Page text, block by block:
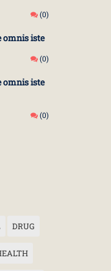
(0)
omnis iste
(0)
omnis iste
(0)
DRUG